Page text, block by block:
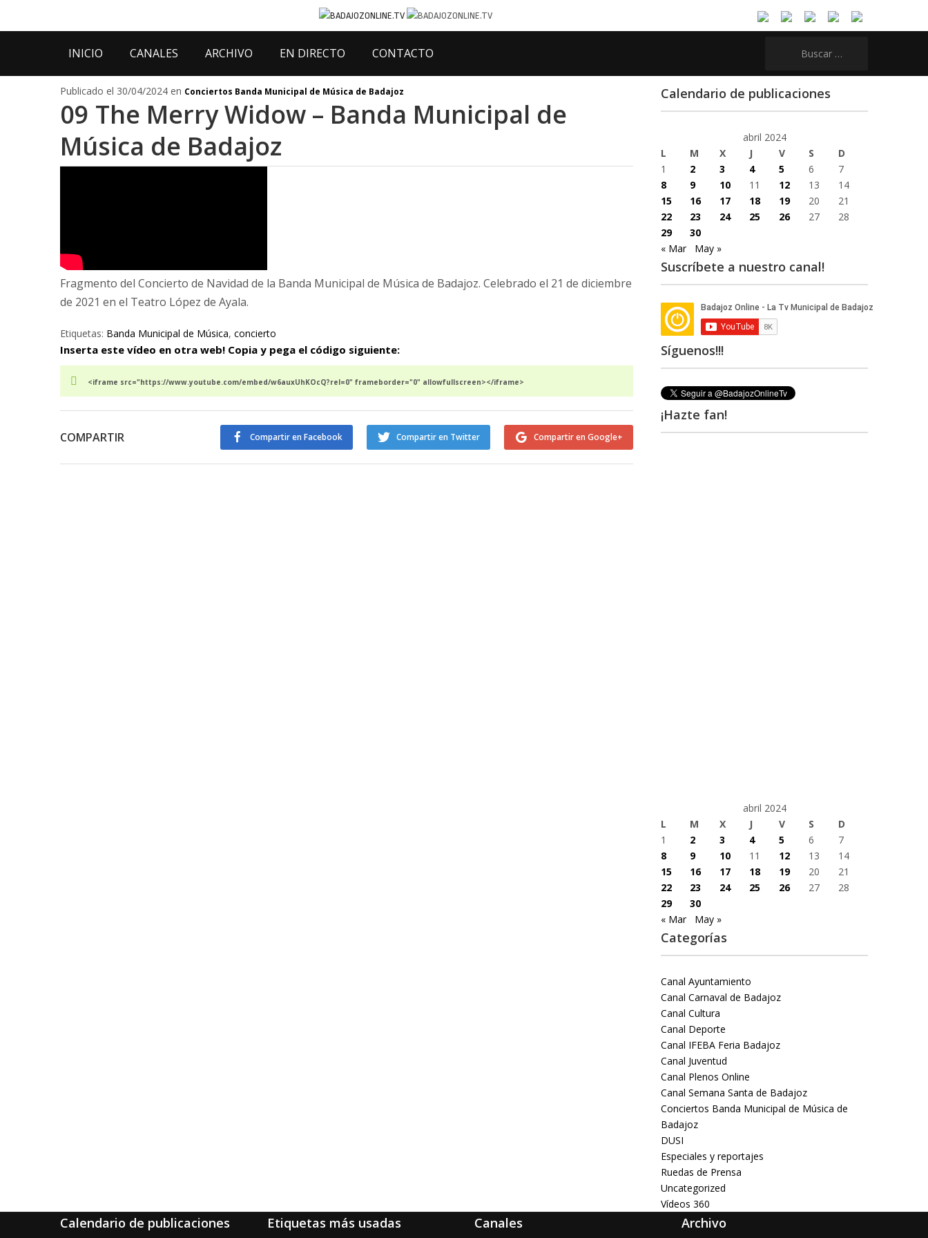
INICIO CANALES ARCHIVO EN DIRECTO CONTACTO
Publicado el 30/04/2024 en Conciertos Banda Municipal de Música de Badajoz
09 The Merry Widow – Banda Municipal de
Música de Badajoz
Fragmento del Concierto de Navidad de la Banda Municipal de Música de Badajoz. Celebrado el 21 de diciembre
de 2021 en el Teatro López de Ayala.
Etiquetas: Banda Municipal de Música, concierto
Inserta este vídeo en otra web! Copia y pega el código siguiente:
<iframe src="https://www.youtube.com/embed/w6auxUhKOcQ?rel=0" frameborder="0" allowfullscreen></iframe>
COMPARTIR Compartir en Google+
Compartir en Twitter
Compartir en Facebook
Calendario de publicaciones
abril 2024
L
M X J V S
D
1
2 3 4 5 6
7
8
9 10 11 12 13
14
15
16 17 18 19 20
21
22
23 24 25 26 27
28
29
30
« Mar
May »
Suscríbete a nuestro canal!
Síguenos!!!
¡Hazte fan!
abril 2024
L
M X J V S
D
1
2 3 4 5 6
7
8
9 10 11 12 13
14
15
16 17 18 19 20
21
22
23 24 25 26 27
28
29
30
« Mar
May »
Categorías
Canal Ayuntamiento
Canal Carnaval de Badajoz
Canal Cultura
Canal Deporte
Canal IFEBA Feria Badajoz
Canal Juventud
Canal Plenos Online
Canal Semana Santa de Badajoz
Conciertos Banda Municipal de Música de
Badajoz
DUSI
Especiales y reportajes
Ruedas de Prensa
Uncategorized
Vídeos 360
Calendario de publicaciones Etiquetas más usadas Canales Archivo